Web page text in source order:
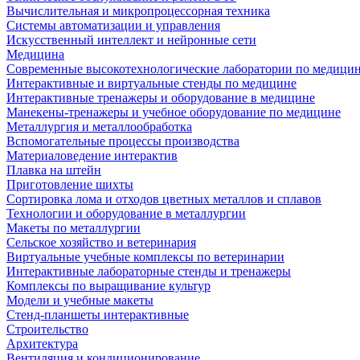
Вычислительная и микропроцессорная техника
Системы автоматизации и управления
Искусственный интеллект и нейронные сети
Медицина
Современные высокотехнологические лаборатории по
Интерактивные и виртуальные стенды по медицине
Интерактивные тренажеры и оборудование в медицине
Манекены-тренажеры и учебное оборудование по медицине
Металлургия и металлообработка
Вспомогательные процессы производства
Материаловедение интерактив
Плавка на штейн
Приготовление шихты
Сортировка лома и отходов цветных металлов и сплавов
Технологии и оборудование в металлургии
Макеты по металлургии
Сельское хозяйство и ветеринария
Виртуальные учебные комплексы по ветеринарии
Интерактивные лабораторные стенды и тренажеры
Комплексы по выращивание культур
Модели и учебные макеты
Стенд-планшеты интерактивные
Строительство
Архитектура